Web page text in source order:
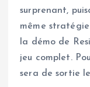
surprenant,
même
la démo de
jeu complet.
sera de sortie